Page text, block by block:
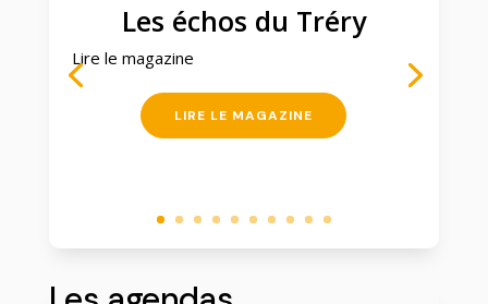
Les échos du Tréry
Lire le magazine
LIRE LE MAGAZINE